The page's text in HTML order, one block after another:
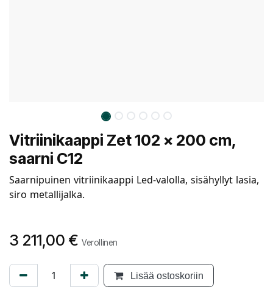
Vitriinikaappi Zet 102 x 200 cm,
saarni C12
Saarnipuinen vitriinikaappi Led-valolla, sisähyllyt lasia,
siro metallijalka.
3 211,00 € Verollinen
Lisää ostoskoriin